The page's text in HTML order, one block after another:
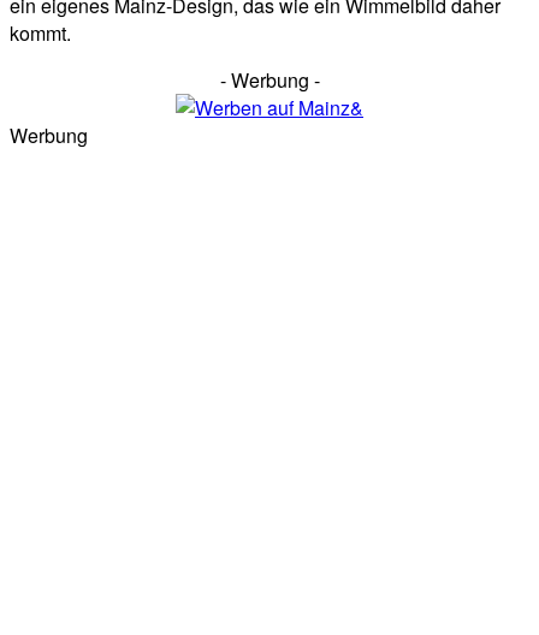
ein eigenes Mainz-Design, das wie ein Wimmelbild daher
kommt.
- Werbung -
Werbung